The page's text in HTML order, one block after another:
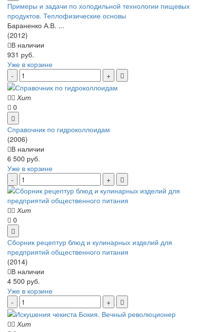
Примеры и задачи по холодильной технологии пищевых
продуктов. Теплофизические основы
Бараненко А.В. ...
(2012)
В наличии
931 руб.
Уже в корзине
Хит
0
Справочник по гидроколлоидам
(2006)
В наличии
6 500 руб.
Уже в корзине
Хит
0
Сборник рецептур блюд и кулинарных изделий для
предприятий общественного питания
(2014)
В наличии
4 500 руб.
Уже в корзине
Хит